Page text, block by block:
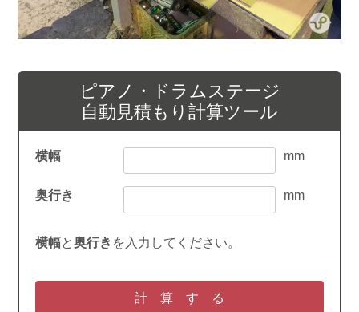
ピアノ・ドラムステージ
自動見積もり計算ツール
横幅 mm
奥行き mm
横幅と奥行き を入力してください。